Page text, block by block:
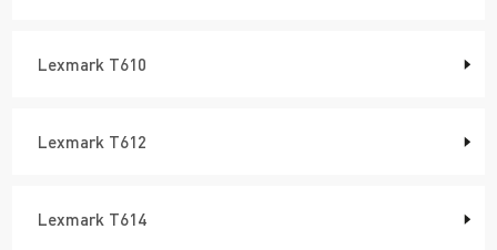
Lexmark T610
Lexmark T612
Lexmark T614